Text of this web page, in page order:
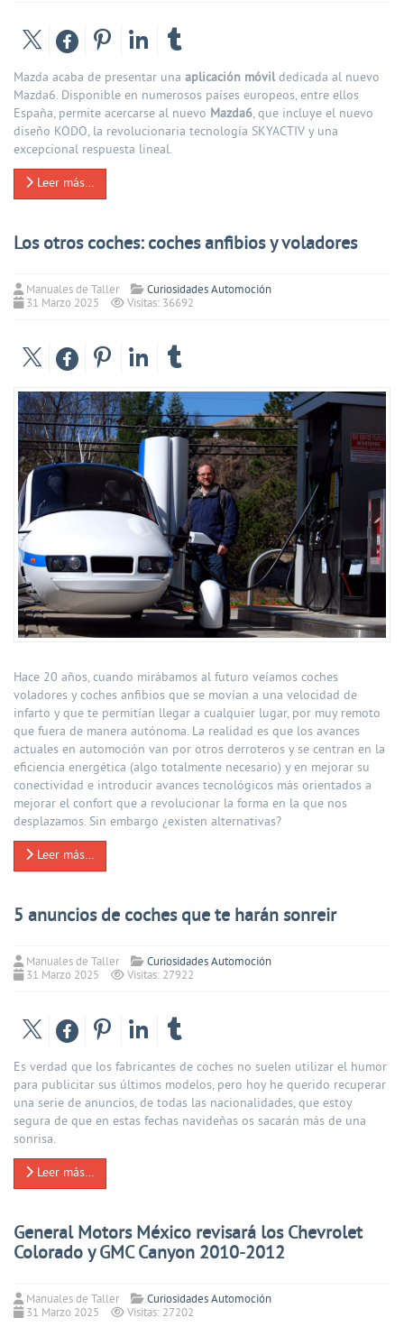
Mazda acaba de presentar una aplicación móvildedicada al nuevo
Mazda6. Disponible en numerosos países europeos, entre ellos
España, permite acercarse al nuevo Mazda6, que incluye el nuevo
diseño KODO, la revolucionaria tecnología SKYACTIV y una
excepcional respuesta lineal.
Leer más…
Los otros coches: coches anfibios y voladores
Manuales de Taller
Curiosidades Automoción
31 Marzo 2025
Visitas: 36692
Hace 20 años, cuando mirábamos al futuro veíamos coches
voladores y coches anfibios que se movían a una velocidad de
infarto y que te permitían llegar a cualquier lugar, por muy remoto
que fuera de manera autónoma. La realidad es que los avances
actuales en automoción van por otros derroteros y se centran en la
eficiencia energética (algo totalmente necesario) y en mejorar su
conectividad e introducir avances tecnológicos más orientados a
mejorar el confort que a revolucionar la forma en la que nos
desplazamos. Sin embargo ¿existen alternativas?
Leer más…
5 anuncios de coches que te harán sonreir
Manuales de Taller
Curiosidades Automoción
31 Marzo 2025
Visitas: 27922
Es verdad que los fabricantes de coches no suelen utilizar el humor
para publicitar sus últimos modelos, pero hoy he querido recuperar
una serie de anuncios, de todas las nacionalidades, que estoy
segura de que en estas fechas navideñas os sacarán más de una
sonrisa.
Leer más…
General Motors México revisará los Chevrolet
Colorado y GMC Canyon 2010-2012
Manuales de Taller
Curiosidades Automoción
31 Marzo 2025
Visitas: 27202